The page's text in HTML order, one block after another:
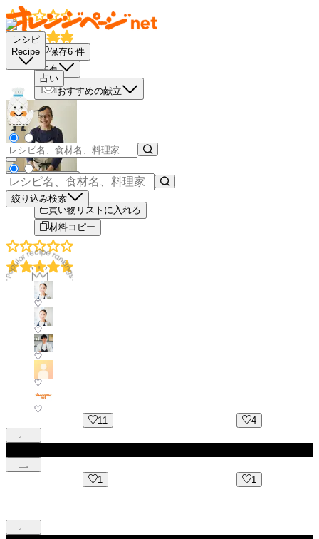
レシピ
Recipe
占い
絞り込み検索
保存6 件
共有
おすすめの献立
もっと見る
買い物リストに入れる
材料コピー
11 4
1 1